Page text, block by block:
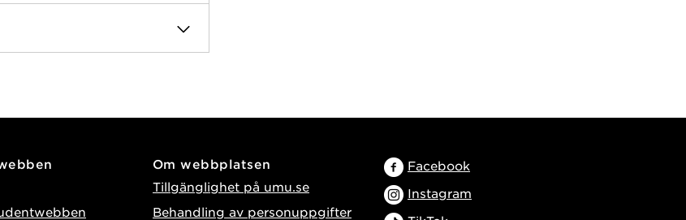
Om webbplatsen
Tillgänglighet på umu.se
Behandling av personuppgifter
Facebook
Instagram